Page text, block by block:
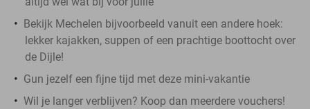
Bekijk Mechelen bijvoorbeeld vanuit een andere hoek:
lekker kajakken, suppen of een prachtige boottocht over
de Dijle!
Gun jezelf een fijne tijd met deze mini-vakantie
Wil je langer verblijven? Koop dan meerdere vouchers!